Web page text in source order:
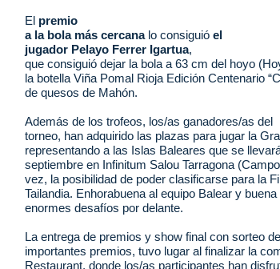
El premio
a la bola más cercanalo consiguió el
jugador Pelayo Ferrer Igartua,
que consiguió dejar la bola a 63 cm del hoyo
la botella Viña Pomal Rioja Edición Centenario
de quesos de Mahón.
Además de los trofeos, los/as ganadores/as del
torneo, han adquirido las plazas para jugar la
representando a las Islas Baleares que se
septiembre en Infinitum Salou Tarragona
vez, la posibilidad de poder clasificarse para la
Tailandia. Enhorabuena al equipo Balear y
enormes desafíos por delante.
La entrega de premios y show final con sorteo de
importantes premios, tuvo lugar al finalizar la
Restaurant, donde los/as participantes han